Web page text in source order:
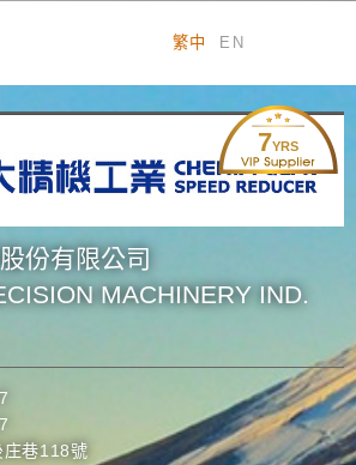
繁中 EN
7YRS
份有限公司
MACHINERY IND.
庄巷118號